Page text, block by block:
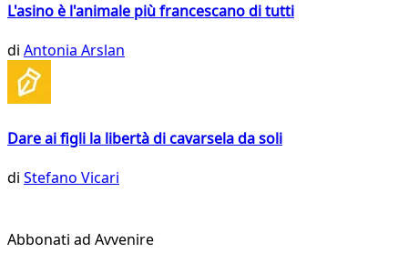
L'asino è l'animale più francescano di tutti
di Antonia Arslan
Dare ai figli la libertà di cavarsela da soli
di Stefano Vicari
Abbonati ad Avvenire